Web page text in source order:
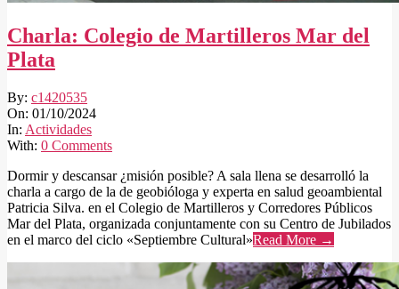
Charla: Colegio de Martilleros Mar del
Plata
2024-
10-
01
By: c1420535
On: 01/10/2024
In: Actividades
With: 0 Comments
Dormir y descansar ¿misión posible? A sala llena se desarrolló la
charla a cargo de la de geobióloga y experta en salud geoambiental
Patricia Silva. en el Colegio de Martilleros y Corredores Públicos
Mar del Plata, organizada conjuntamente con su Centro de Jubilados
en el marco del ciclo «Septiembre Cultural»Read More →